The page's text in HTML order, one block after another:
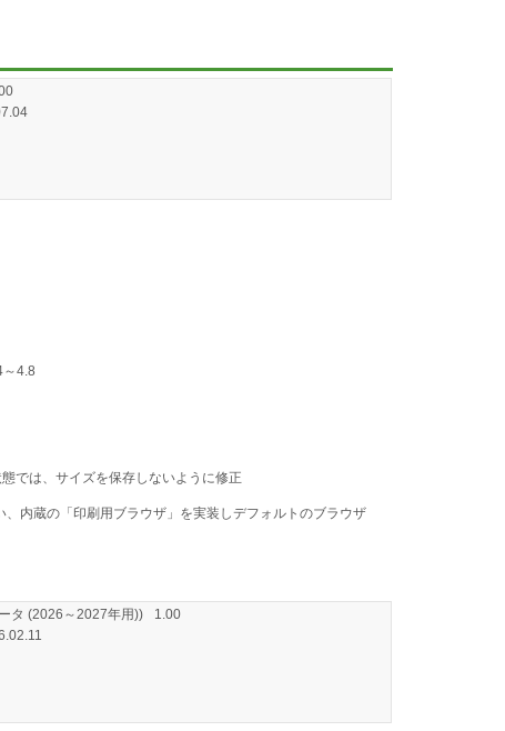
4.8
では、サイズを保存しないように修正
内蔵の「印刷用ブラウザ」を実装しデフォルトのブラウザ
タ (2026～2027年用)) 1.00